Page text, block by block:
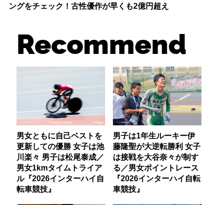
ングをチェック！古性優作が早くも2億円超え
Recommend
男女ともに自己ベストを
更新しての優勝 女子は池
川楽々 男子は松尾泰成／
男女1kmタイムトライア
ル『2026インターハイ自
転車競技』
男子は1年生ルーキー伊
藤隆聖が大逆転勝利 女子
は接戦を大谷奈々が制す
る／男女ポイントレース
『2026インターハイ自転
車競技』